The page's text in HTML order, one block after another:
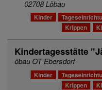
02708 Löbau
Kinder
Krippen
Kindertagesstätte
öbau OT Ebersdorf
Kinder
Krippen